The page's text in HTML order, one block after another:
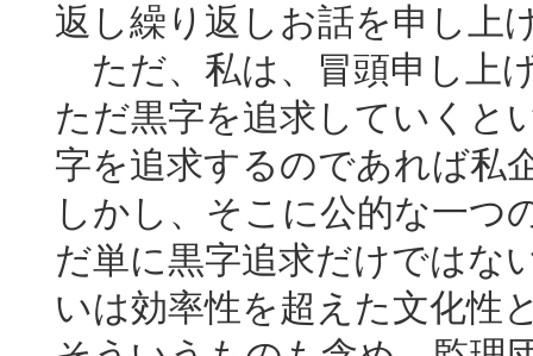
返し繰り返しお話を申し上
ただ、私は、冒頭申し上
ただ黒字を追求していくと
字を追求するのであれば私
しかし、そこに公的な一つ
だ単に黒字追求だけではな
いは効率性を超えた文化性